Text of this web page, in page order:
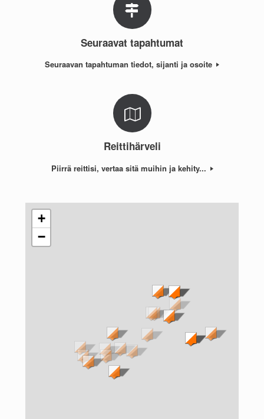
Seuraavat tapahtumat
Seuraavan tapahtuman tiedot, sijanti ja osoite
Reittihärveli
Piirrä reittisi, vertaa sitä muihin ja kehity...